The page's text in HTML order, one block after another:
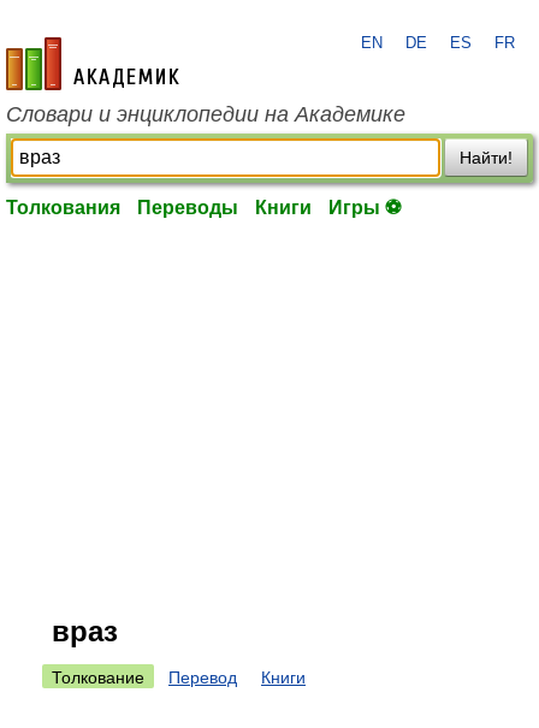
academic.ru
EN DE ES FR
Словари и энциклопедии на Академике
Найти!
Толкования Переводы Книги Игры ⚽
враз
Толкование Перевод Книги